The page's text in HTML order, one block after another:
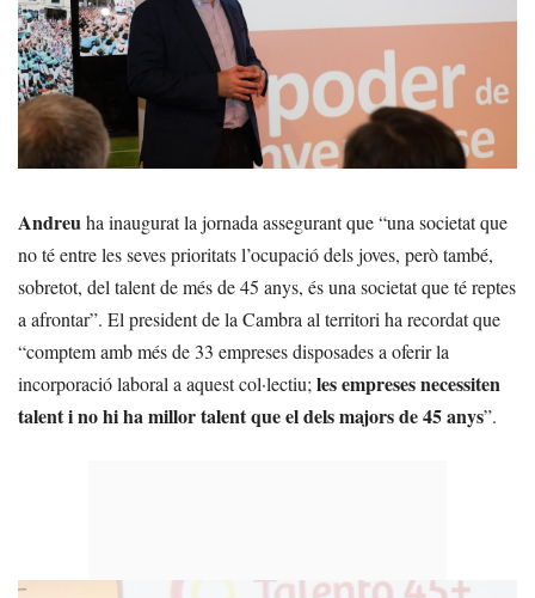
Andreuha inaugurat la jornada assegurant que “una societat que
no té entre les seves prioritats l’ocupació dels joves, però també,
sobretot, del talent de més de 45 anys, és una societat que té reptes
a afrontar”. El president de la Cambra al territori ha recordat que
“comptem amb més de 33 empreses disposades a oferir la
incorporació laboral a aquest col·lectiu; les empreses necessiten
talent i no hi ha millor talent que el dels majors de 45 anys”.